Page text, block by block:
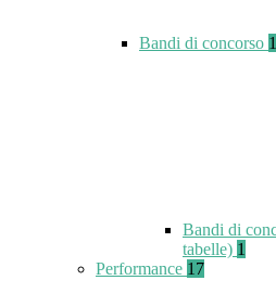
Bandi di concorso 1
Bandi di
tabelle) 1
Performance 17